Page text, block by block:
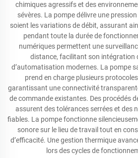
chimiques agressifs et des
sévères. La pompe délivre une
soient les variations de débit, assurant
pendant toute la durée de
numériques permettent une
distance, facilitant son intégration
d’automatisation modernes. La pompe
prend en charge plusieurs
garantissant une connectivité
de commande existantes. Des procédés
assurent des tolérances serrées et des
fiables. La pompe fonctionne
sonore sur le lieu de travail tout en
d’efficacité. Une gestion thermique
lors des cycles de